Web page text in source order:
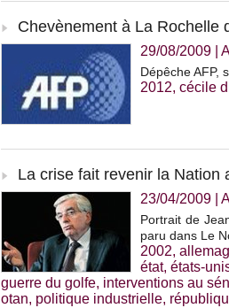
Chevènement à La Rochelle
29/08/2009
Dépêche AFP,
2012, cécile
La crise fait revenir la Nation
23/04/2009
Portrait de
paru dans Le
2002,
état, états-
guerre du golfe, interventions au
otan, politique industrielle,